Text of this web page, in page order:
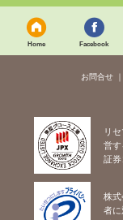
Home Facebook
お問合せ
リ
営す
証券
株式
者に